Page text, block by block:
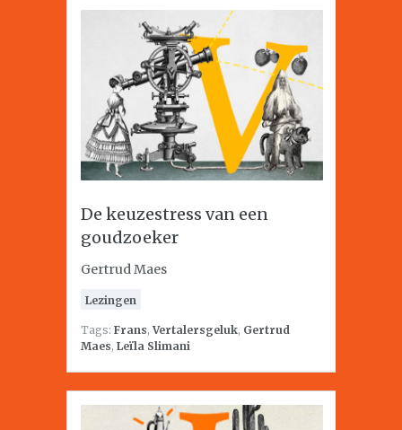
De keuzestress van een
goudzoeker
Gertrud Maes
Lezingen
Tags: Frans,Vertalersgeluk, Gertrud
Maes, Leïla Slimani